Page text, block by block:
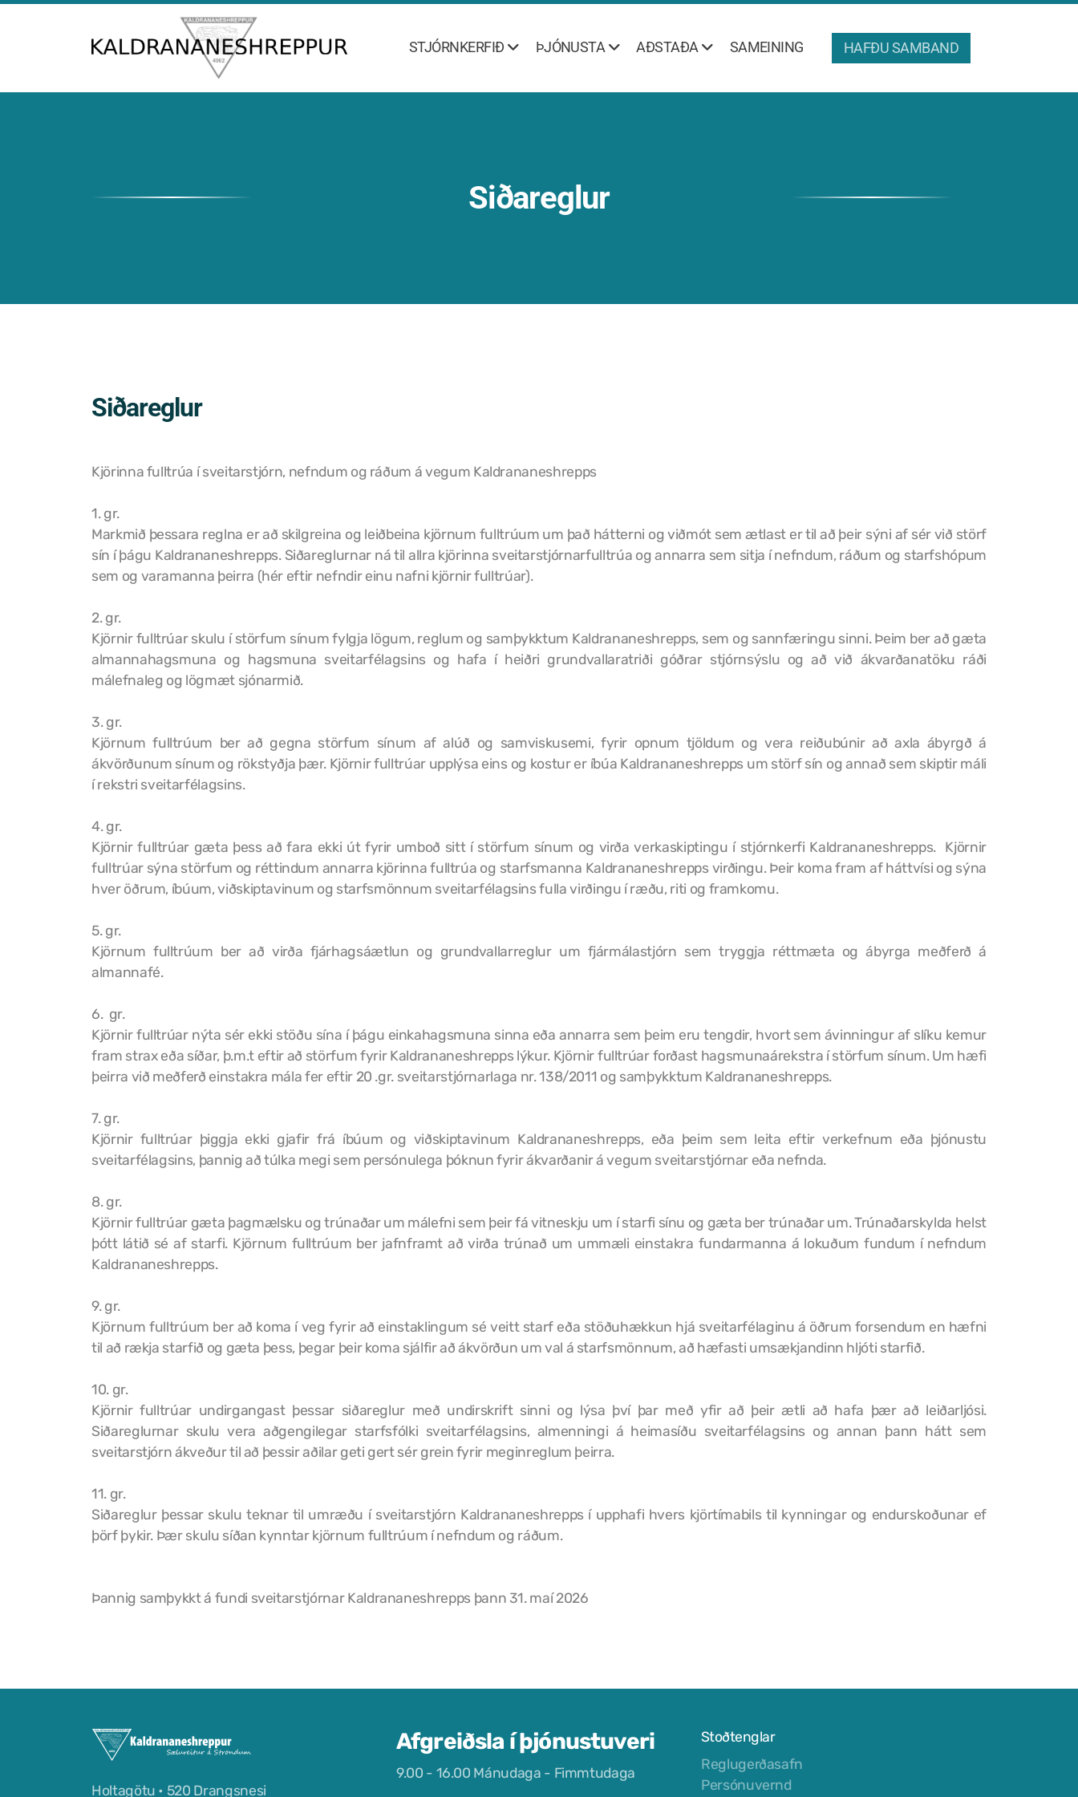
STJÓRNKERFIÐ ÞJÓNUSTA AÐSTAÐA SAMEINING HAFÐU SAMBAND
Siðareglur
Siðareglur
Kjörinna fulltrúa í sveitarstjórn, nefndum og ráðum á vegum Kaldrananeshrepps
1. gr.
Markmið þessara reglna er að skilgreina og leiðbeina kjörnum fulltrúum um það hátterni og viðmót sem ætlast er til að þeir sýni af sér við störf
sín í þágu Kaldrananeshrepps. Siðareglurnar ná til allra kjörinna sveitarstjórnarfulltrúa og annarra sem sitja í nefndum, ráðum og starfshópum
sem og varamanna þeirra (hér eftir nefndir einu nafni kjörnir fulltrúar).
2. gr.
Kjörnir fulltrúar skulu í störfum sínum fylgja lögum, reglum og samþykktum Kaldrananeshrepps, sem og sannfæringu sinni. Þeim ber að gæta
almannahagsmuna og hagsmuna sveitarfélagsins og hafa í heiðri grundvallaratriði góðrar stjórnsýslu og að við ákvarðanatöku ráði
málefnaleg og lögmæt sjónarmið.
3. gr.
Kjörnum fulltrúum ber að gegna störfum sínum af alúð og samviskusemi, fyrir opnum tjöldum og vera reiðubúnir að axla ábyrgð á
ákvörðunum sínum og rökstyðja þær. Kjörnir fulltrúar upplýsa eins og kostur er íbúa Kaldrananeshrepps um störf sín og annað sem skiptir máli
í rekstri sveitarfélagsins.
4. gr.
Kjörnir fulltrúar gæta þess að fara ekki út fyrir umboð sitt í störfum sínum og virða verkaskiptingu í stjórnkerfi Kaldrananeshrepps. Kjörnir
fulltrúar sýna störfum og réttindum annarra kjörinna fulltrúa og starfsmanna Kaldrananeshrepps virðingu. Þeir koma fram af háttvísi og sýna
hver öðrum, íbúum, viðskiptavinum og starfsmönnum sveitarfélagsins fulla virðingu í ræðu, riti og framkomu.
5. gr.
Kjörnum fulltrúum ber að virða fjárhagsáætlun og grundvallarreglur um fjármálastjórn sem tryggja réttmæta og ábyrga meðferð á
almannafé.
6. gr.
Kjörnir fulltrúar nýta sér ekki stöðu sína í þágu einkahagsmuna sinna eða annarra sem þeim eru tengdir, hvort sem ávinningur af slíku kemur
fram strax eða síðar, þ.m.t eftir að störfum fyrir Kaldrananeshrepps lýkur. Kjörnir fulltrúar forðast hagsmunaárekstra í störfum sínum. Um hæfi
þeirra við meðferð einstakra mála fer eftir 20 .gr. sveitarstjórnarlaga nr. 138/2011 og samþykktum Kaldrananeshrepps.
7. gr.
Kjörnir fulltrúar þiggja ekki gjafir frá íbúum og viðskiptavinum Kaldrananeshrepps, eða þeim sem leita eftir verkefnum eða þjónustu
sveitarfélagsins, þannig að túlka megi sem persónulega þóknun fyrir ákvarðanir á vegum sveitarstjórnar eða nefnda.
8. gr.
Kjörnir fulltrúar gæta þagmælsku og trúnaðar um málefni sem þeir fá vitneskju um í starfi sínu og gæta ber trúnaðar um. Trúnaðarskylda helst
þótt látið sé af starfi. Kjörnum fulltrúum ber jafnframt að virða trúnað um ummæli einstakra fundarmanna á lokuðum fundum í nefndum
Kaldrananeshrepps.
9. gr.
Kjörnum fulltrúum ber að koma í veg fyrir að einstaklingum sé veitt starf eða stöðuhækkun hjá sveitarfélaginu á öðrum forsendum en hæfni
til að rækja starfið og gæta þess, þegar þeir koma sjálfir að ákvörðun um val á starfsmönnum, að hæfasti umsækjandinn hljóti starfið.
10. gr.
Kjörnir fulltrúar undirgangast þessar siðareglur með undirskrift sinni og lýsa því þar með yfir að þeir ætli að hafa þær að leiðarljósi.
Siðareglurnar skulu vera aðgengilegar starfsfólki sveitarfélagsins, almenningi á heimasíðu sveitarfélagsins og annan þann hátt sem
sveitarstjórn ákveður til að þessir aðilar geti gert sér grein fyrir meginreglum þeirra.
11. gr.
Siðareglur þessar skulu teknar til umræðu í sveitarstjórn Kaldrananeshrepps í upphafi hvers kjörtímabils til kynningar og endurskoðunar ef
þörf þykir. Þær skulu síðan kynntar kjörnum fulltrúum í nefndum og ráðum.
Þannig samþykkt á fundi sveitarstjórnar Kaldrananeshrepps þann 31. maí 2026
Holtagötu • 520 Drangsnesi
Afgreiðsla í þjónustuveri
9.00 - 16.00 Mánudaga - Fimmtudaga
Stoðtenglar
Reglugerðasafn
Persónuvernd